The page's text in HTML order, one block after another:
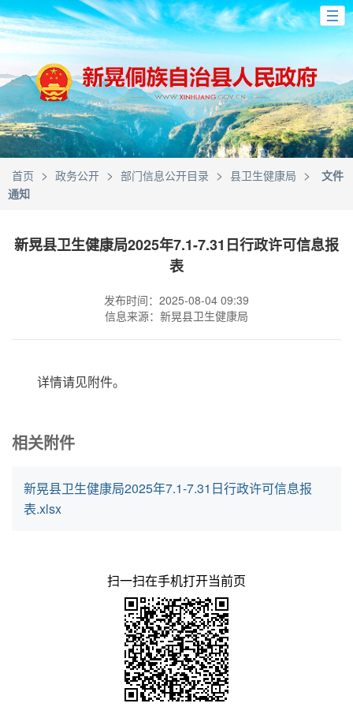
首页 > 政务公开 > 部门信息公开目录 > 县卫生健康局 >
文件
通知
新晃县卫生健康局2025年7.1-7.31日行政许可信息报
表
发布时间：2025-08-04 09:39
信息来源：新晃县卫生健康局
详情请见附件。
相关附件
新晃县卫生健康局2025年7.1-7.31日行政许可信息报
表.xlsx
扫一扫在手机打开当前页